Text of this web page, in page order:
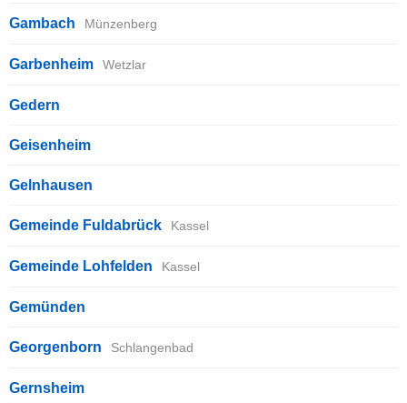
Gambach Münzenberg
Garbenheim Wetzlar
Gedern
Geisenheim
Gelnhausen
Gemeinde Fuldabrück Kassel
Gemeinde Lohfelden Kassel
Gemünden
Georgenborn Schlangenbad
Gernsheim